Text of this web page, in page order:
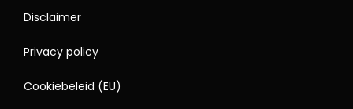
Disclaimer
Privacy policy
Cookiebeleid (EU)